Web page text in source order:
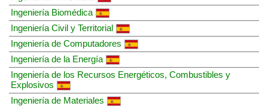
Ingeniería Biomédica
Ingeniería Civil y Territorial
Ingeniería de Computadores
Ingeniería de la Energía
Ingeniería de los Recursos Energéticos, Combustibles y
Explosivos
Ingeniería de Materiales